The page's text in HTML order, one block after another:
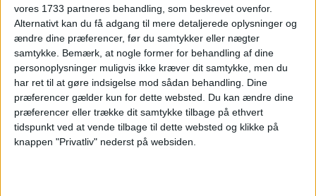
vores 1733 partneres behandling, som beskrevet ovenfor.
Alternativt kan du få adgang til mere detaljerede oplysninger og
ændre dine præferencer, før du samtykker eller nægter
samtykke. Bemærk, at nogle former for behandling af dine
personoplysninger muligvis ikke kræver dit samtykke, men du
har ret til at gøre indsigelse mod sådan behandling. Dine
præferencer gælder kun for dette websted. Du kan ændre dine
præferencer eller trække dit samtykke tilbage på ethvert
tidspunkt ved at vende tilbage til dette websted og klikke på
knappen "Privatliv" nederst på websiden.
7. JANUAR 2026
OPHOLD PÅ NIMB HOTEL
FOR KUN 1.890,-